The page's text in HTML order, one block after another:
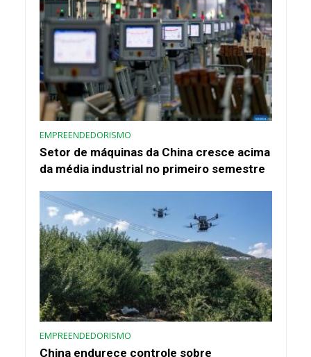
EMPREENDEDORISMO
Setor de máquinas da China cresce acima
da média industrial no primeiro semestre
EMPREENDEDORISMO
China endurece controle sobre